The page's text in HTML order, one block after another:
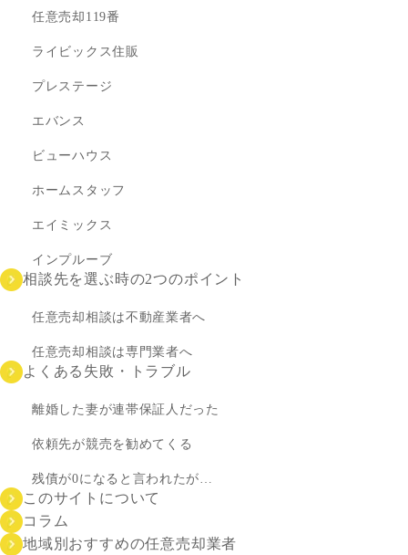
任意売却119番
ライビックス住販
プレステージ
エバンス
ビューハウス
ホームスタッフ
エイミックス
インプルーブ
相談先を選ぶ時の2つのポイント
任意売却相談は不動産業者へ
任意売却相談は専門業者へ
よくある失敗・トラブル
離婚した妻が連帯保証人だった
依頼先が競売を勧めてくる
残債が0になると言われたが…
このサイトについて
コラム
地域別おすすめの任意売却業者